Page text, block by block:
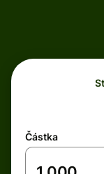
Částka